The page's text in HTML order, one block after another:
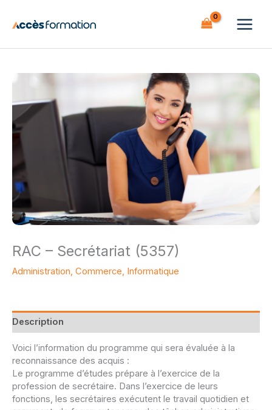
contenu
RAC – Secrétariat (5357)
Administration, Commerce, Informatique
Description
Voici l’information du programme qui sera évaluée à la
reconnaissance des acquis :
Le programme d’études prépare à l’exercice de la
profession de secrétaire. Dans l’exercice de leurs
fonctions, les secrétaires exécutent le travail quotidien et